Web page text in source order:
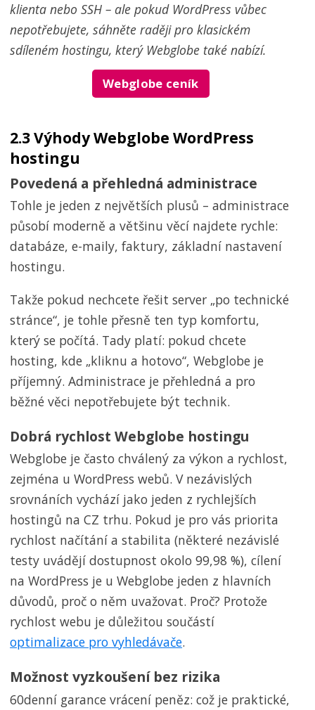
klienta nebo SSH – ale pokud WordPress vůbec
nepotřebujete, sáhněte raději pro klasickém
sdíleném hostingu, který Webglobe také nabízí.
Webglobe ceník
2.3 Výhody Webglobe WordPress
hostingu
Povedená a přehledná administrace
Tohle je jeden z největších plusů – administrace
působí moderně a většinu věcí najdete rychle:
databáze, e-maily, faktury, základní nastavení
hostingu.
Takže pokud nechcete řešit server „po technické
stránce“, je tohle přesně ten typ komfortu,
který se počítá. Tady platí: pokud chcete
hosting, kde „kliknu a hotovo“, Webglobe je
příjemný. Administrace je přehledná a pro
běžné věci nepotřebujete být technik.
Dobrá rychlost Webglobe hostingu
Webglobe je často chválený za výkon a rychlost,
zejména u WordPress webů. V nezávislých
srovnáních vychází jako jeden z rychlejších
hostingů na CZ trhu. Pokud je pro vás priorita
rychlost načítání a stabilita (některé nezávislé
testy uvádějí dostupnost okolo 99,98 %), cílení
na WordPress je u Webglobe jeden z hlavních
důvodů, proč o něm uvažovat. Proč? Protože
rychlost webu je důležitou součástí
optimalizace pro vyhledávače.
Možnost vyzkoušení bez rizika
60denní garance vrácení peněz: což je praktické,